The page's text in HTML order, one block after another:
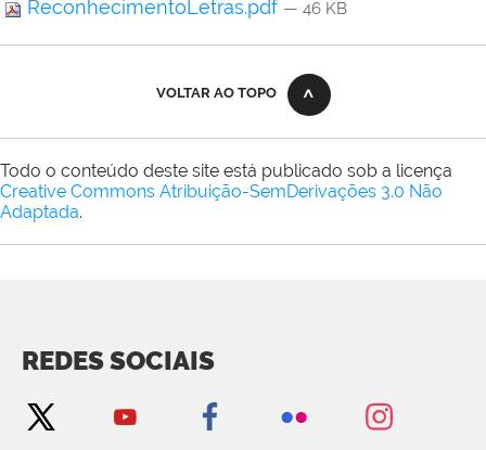
ReconhecimentoLetras.pdf — 46 KB
VOLTAR AO TOPO
Todo o conteúdo deste site está publicado sob a licença
Creative Commons Atribuição-SemDerivações 3.0 Não
Adaptada.
REDES SOCIAIS